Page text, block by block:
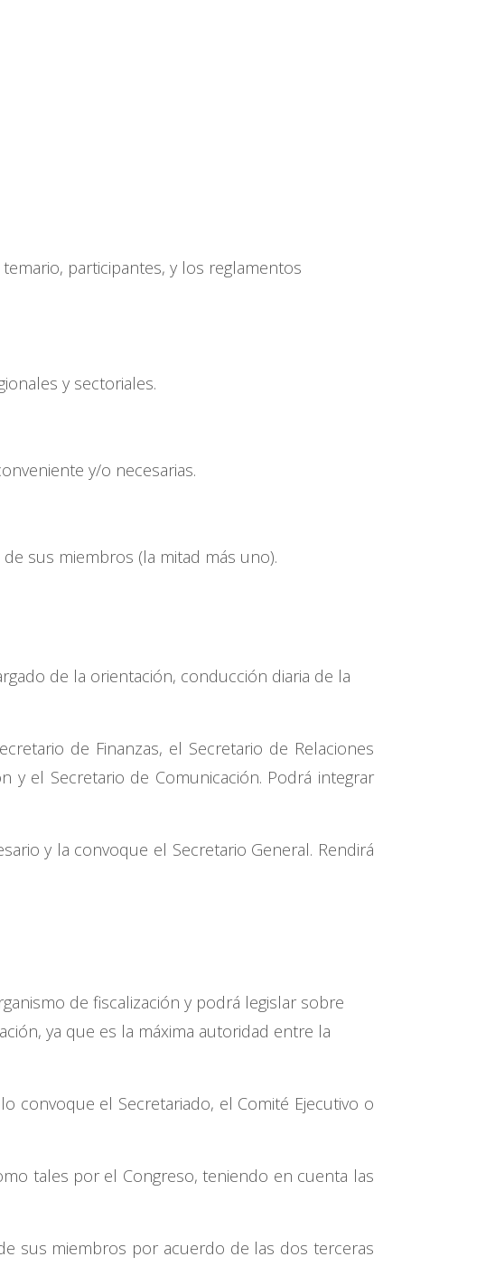
participantes, y los reglamentos
y sectoriales.
y/o necesarias.
sus miembros (la mitad más uno).
de la orientación, conducción diaria de la
de Finanzas, el Secretario de Relaciones
y el Secretario de Comunicación. Podrá integrar
y la convoque el Secretario General. Rendirá
de fiscalización y podrá legislar sobre
ya que es la máxima autoridad entre la
convoque el Secretariado, el Comité Ejecutivo o
tales por el Congreso, teniendo en cuenta las
sus miembros por acuerdo de las dos terceras